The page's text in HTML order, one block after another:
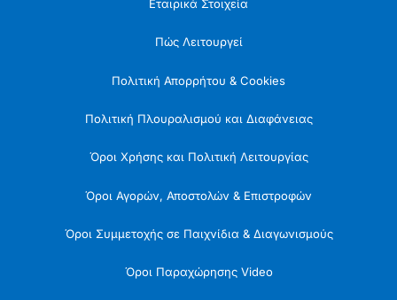
Εταιρικά Στοιχεία
Πώς Λειτουργεί
Πολιτική Απορρήτου & Cookies
Πολιτική Πλουραλισμού και Διαφάνειας
Όροι Χρήσης και Πολιτική Λειτουργίας
Όροι Αγορών, Αποστολών & Επιστροφών
Όροι Συμμετοχής σε Παιχνίδια & Διαγωνισμούς
Όροι Παραχώρησης Video